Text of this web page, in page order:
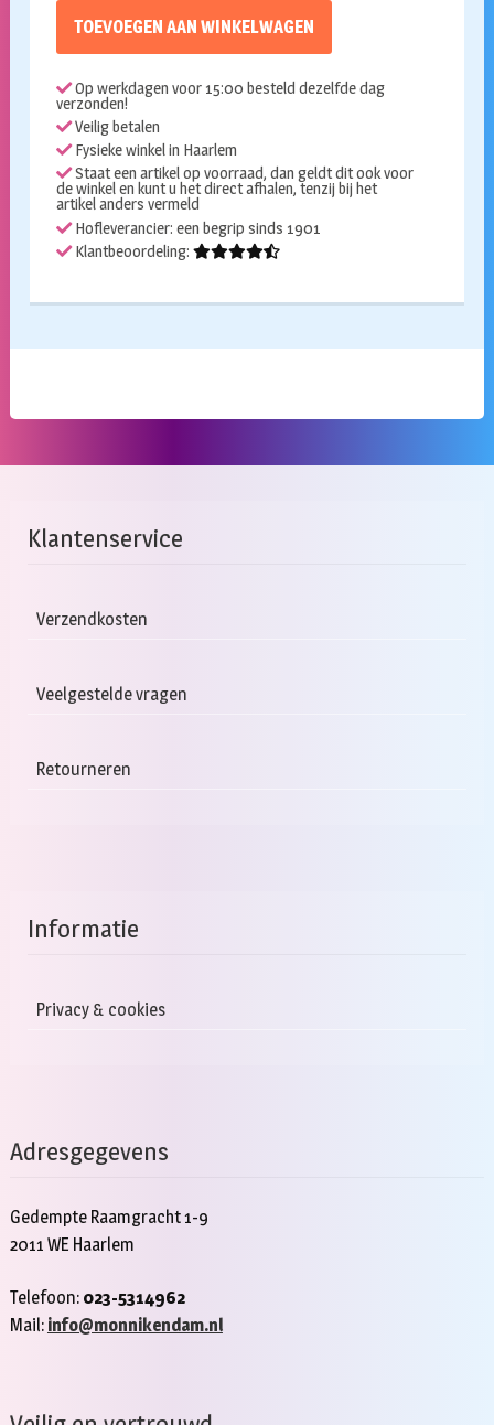
TOEVOEGEN AAN WINKELWAGEN
Op werkdagen voor 15:00 besteld dezelfde dag
verzonden!
Veilig betalen
Fysieke winkel in Haarlem
Staat een artikel op voorraad, dan geldt dit ook voor
de winkel en kunt u het direct afhalen, tenzij bij het
artikel anders vermeld
Hofleverancier: een begrip sinds 1901
Klantbeoordeling:
Klantenservice
Verzendkosten
Veelgestelde vragen
Retourneren
Informatie
Privacy & cookies
Adresgegevens
Gedempte Raamgracht 1-9
2011 WE Haarlem
Telefoon: 023-5314962
Mail: info@monnikendam.nl